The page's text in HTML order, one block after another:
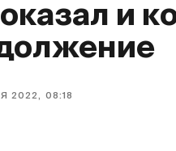
и
2022, 08:18